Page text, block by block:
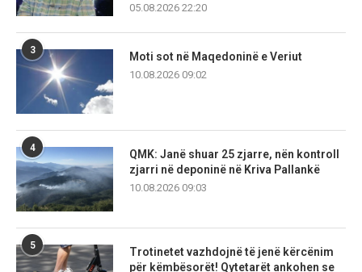
05.08.2026 22:20
3
Moti sot në Maqedoninë e Veriut
10.08.2026 09:02
4
QMK: Janë shuar 25 zjarre, nën kontroll
zjarri në deponinë në Kriva Pallankë
10.08.2026 09:03
5
Trotinetet vazhdojnë të jenë kërcënim
për këmbësorët! Qytetarët ankohen se